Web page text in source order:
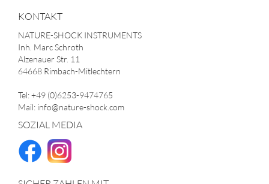
KONTAKT
NATURE-SHOCK INSTRUMENTS
Inh. Marc Schroth
Alzenauer Str. 11
64668 Rimbach-Mitlechtern
Tel: +49 (0)6253-9474765
Mail: info@nature-shock.com
SOZIAL MEDIA